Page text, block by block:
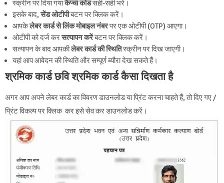
स्क्रीन पर दिया गयाकैप्चा कोडसही-सही भरें।
इसके बाद,सेंड ओटीपीबटन पर क्लिक करें।
आपकेलेबर कार्ड से लिंक मोबाइल नंबरपर एक ओटीपी (OTP) आएगा।
ओटीपी को दर्ज करसत्यापन करेंबटन पर क्लिक करें।
सत्यापन के बाद आपकीलेबर कार्ड की स्थितिस्क्रीन पर दिख जाएगी।
यहां आप आवेदन की स्थिति और सम्पूर्ण ब्यौरा देख सकते हैं।
श्रमिक कार्ड छविश्रमिक कार्ड कैसा दिखता है
अगर आप अपने लेबर कार्ड का विवरण डाउनलोड या प्रिंट करना चाहते हैं, तो दिए गए /
प्रिंट विकल्प पर क्लिक कर इसे सेव कर डाउनलोड करें।